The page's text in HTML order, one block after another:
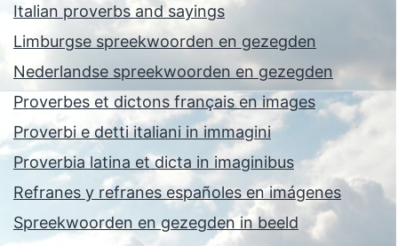
Italian proverbs and sayings
Limburgse spreekwoorden en gezegden
Nederlandse spreekwoorden en gezegden
Proverbes et dictons français en images
Proverbi e detti italiani in immagini
Proverbia latina et dicta in imaginibus
Refranes y refranes españoles en imágenes
Spreekwoorden en gezegden in beeld